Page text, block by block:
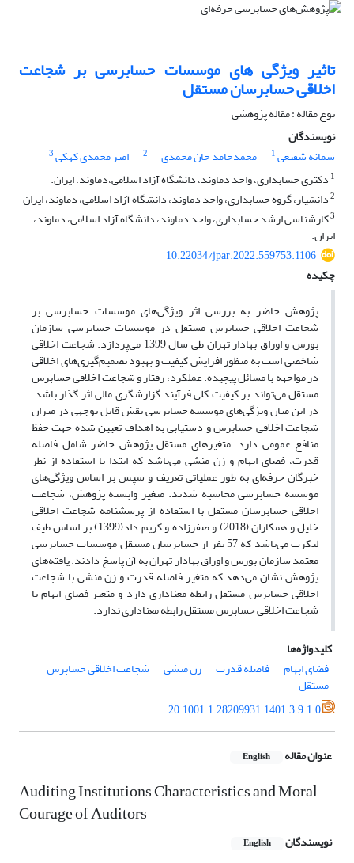
تاثیر ویژگی های موسسات حسابرسی بر شجاعت
اخلاقی حسابرسان مستقل
نوع مقاله : مقاله پژوهشی
نویسندگان
سمانه شفیعی1 محمدحامد خان محمدی 2 امیر محمدی کهکی3
1 دکتری حسابداری، واحد دماوند، دانشگاه آزاد اسلامی،دماوند، ایران.
2دانشیار، گروه حسابداری، واحد دماوند، دانشگاه آزاد اسلامی، دماوند، ایران
3کارشناسی ارشد حسابداری، واحد دماوند، دانشگاه آزاد اسلامی، دماوند،
ایران.
10.22034/jpar.2022.559753.1106
چکیده
پژوهش حاضر به بررسی اثر ویژگی‌های موسسات حسابرسی بر
شجاعت اخلاقی حسابرس مستقل در موسسات حسابرسی سازمان
بورس و اوراق بهادار تهران طی سال 1399 می‌پردازد. شجاعت اخلاقی
شاخصی است به منظور افزایش کیفیت و بهبود تصمیم‌گیری‌های اخلاقی
در مواجهه با مسائل پیچیده. عملکرد، رفتار و شجاعت اخلاقی حسابرس
مستقل می‌تواند بر کیفیت کلی فرآیند گزارشگری مالی ‌اثر گذار باشد.
در این میان ویژگی‌های موسسه حسابرسی نقش قابل توجهی در میزان
شجاعت اخلاقی حسابرس و دستیابی به اهداف تعیین شده جهت حفظ
منافع عمومی دارد. متغیرهای مستقل پژوهش حاضر شامل فاصله
قدرت، فضای ابهام و زن منشی می‌باشد که ابتدا با استفاده از نظر
خبرگان حرفه‌ای به طور عملیاتی تعریف و سپس بر اساس ویژگی‌های
موسسه حسابرسی محاسبه شدند. متغیر وابسته پژوهش، شجاعت
اخلاقی حسابرسان مستقل با استفاده از پرسشنامه شجاعت اخلاقی
خلیل و همکاران (2018) و صفرزاده و کریم داد(1399) بر اساس طیف
لیکرت می‌باشد که 57 نفر از حسابرسان مستقل موسسات حسابرسی
معتمد سازمان بورس و اوراق بهادار تهران به آن پاسخ دادند. یافته‌های
پژوهش نشان می‌دهد که متغیر فاصله قدرت و زن منشی با شجاعت
اخلاقی حسابرس مستقل رابطه معناداری دارد و متغیر فضای ابهام با
شجاعت اخلاقی حسابرس مستقل رابطه معناداری ندارد.
کلیدواژه‌ها
فضای ابهام
فاصله قدرت زن منشی شجاعت اخلاقی حسابرس
مستقل
20.1001.1.28209931.1401.3.9.1.0
عنوان مقاله English
Auditing Institutions Characteristics and Moral
Courage of Auditors
نویسندگان English